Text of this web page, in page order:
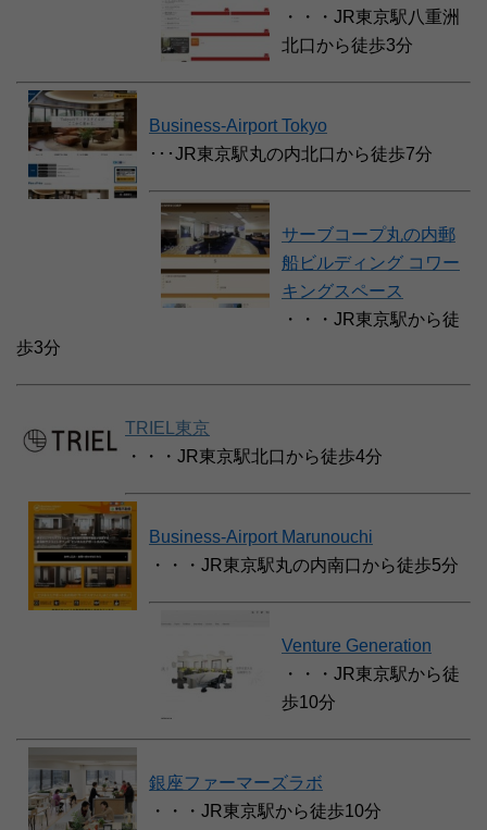
・・・JR東京駅八重洲
北口から徒歩3分
Business-Airport Tokyo
･･･JR東京駅丸の内北口から徒歩7分
サーブコープ丸の内郵
船ビルディング コワー
キングスペース
・・・JR東京駅から徒
歩3分
TRIEL東京
・・・JR東京駅北口から徒歩4分
Business-Airport Marunouchi
・・・JR東京駅丸の内南口から徒歩5分
Venture Generation
・・・JR東京駅から徒
歩10分
銀座ファーマーズラボ
・・・JR東京駅から徒歩10分